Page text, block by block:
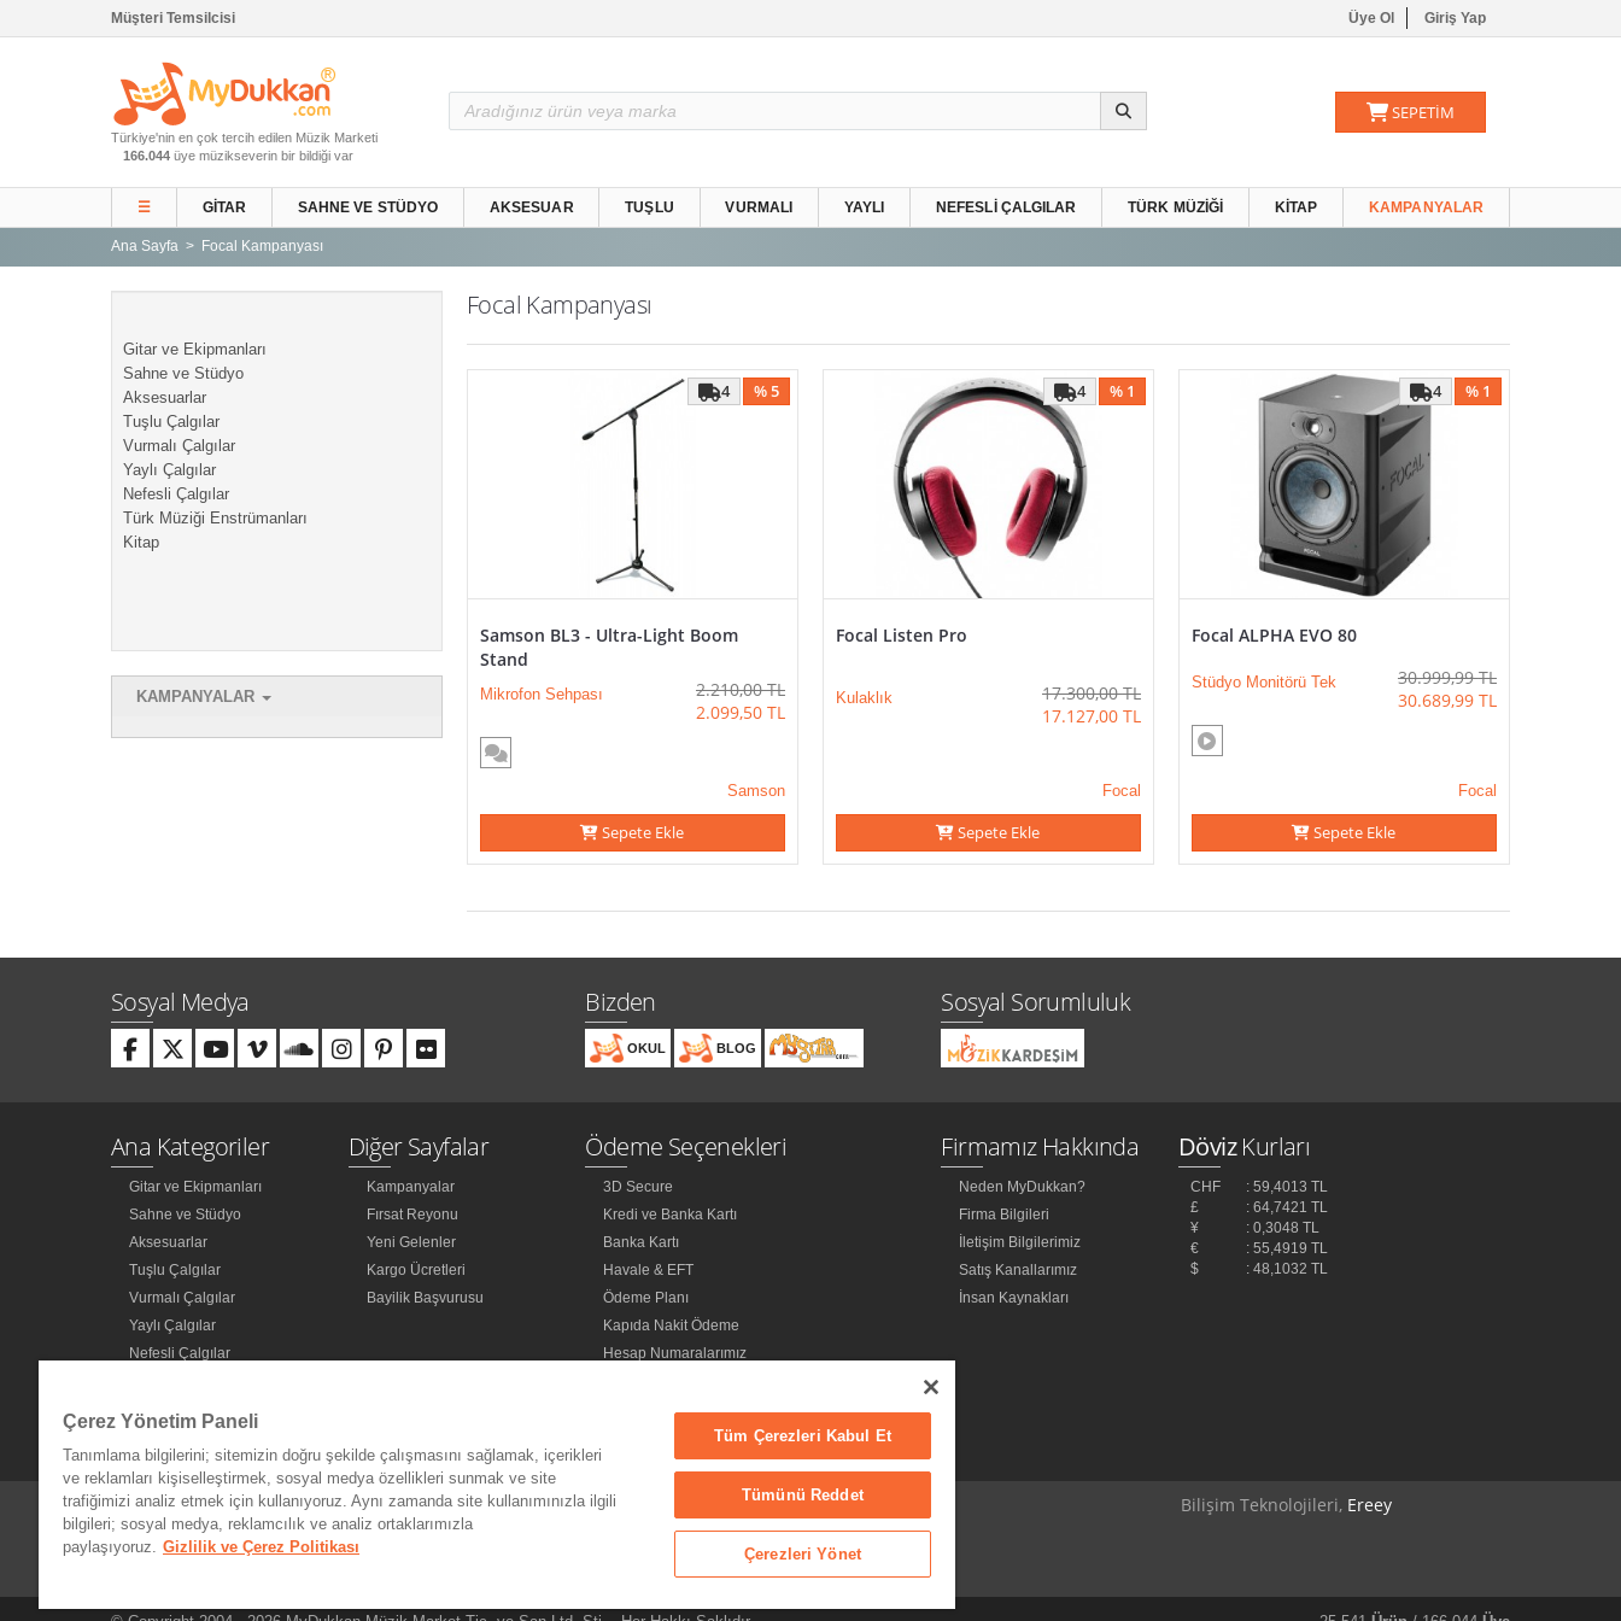
Müşteri Temsilcisi Üye Ol Giriş Yap
Gitar ve Ekipmanları
Sahne ve Stüdyo
Aksesuarlar
Türk Müziği Enstrümanları
Türkiye'nin en çok tercih edilen Müzik Marketi
166.044 üye müzikseverin bir bildiği var
SEPETİM
☰ GITAR SAHNE VE STÜDYO AKSESUAR TUŞLU VURMALI YAYLI NEFESLI ÇALGILAR TÜRK MÜZIĞI KITAP KAMPANYALAR
Ana Sayfa Focal Kampanyası
Gitar ve Ekipmanları
Sahne ve Stüdyo
Aksesuarlar
Tuşlu Çalgılar
Vurmalı Çalgılar
Yaylı Çalgılar
Nefesli Çalgılar
Türk Müziği Enstrümanları
Kitap
KAMPANYALAR
Focal Kampanyası
% 5
4
Samson BL3 - Ultra-Light Boom
Stand
Mikrofon Sehpası 2.210,00 TL
2.099,50 TL
Samson
Sepete Ekle
% 1
4
Focal Listen Pro
Kulaklık 17.300,00 TL
17.127,00 TL
Focal
Sepete Ekle
% 1
4
Focal ALPHA EVO 80
Stüdyo Monitörü Tek 30.999,99 TL
30.689,99 TL
Focal
Sepete Ekle
Sosyal Medya Bizden
OKUL BLOG
Sosyal Sorumluluk
Ana Kategoriler
Gitar ve Ekipmanları
Sahne ve Stüdyo
Aksesuarlar
Tuşlu Çalgılar
Vurmalı Çalgılar
Yaylı Çalgılar
Nefesli Çalgılar
Diğer Sayfalar
Kampanyalar
Fırsat Reyonu
Yeni Gelenler
Kargo Ücretleri
Bayilik Başvurusu
Ödeme Seçenekleri
3D Secure
Kredi ve Banka Kartı
Banka Kartı
Havale & EFT
Ödeme Planı
Kapıda Nakit Ödeme
Hesap Numaralarımız
Firmamız Hakkında
Neden MyDukkan?
Firma Bilgileri
İletişim Bilgilerimiz
Satış Kanallarımız
İnsan Kaynakları
DövizKurları
CHF
: 59,4013 TL
£
: 64,7421 TL
¥
: 0,3048 TL
€
: 55,4919 TL
$
: 48,1032 TL
Bilişim Teknolojileri, Ereey
Çerez Yönetim Paneli
Tanımlama bilgilerini; sitemizin doğru şekilde çalışmasını sağlamak, içerikleri
ve reklamları kişiselleştirmek, sosyal medya özellikleri sunmak ve site
trafiğimizi analiz etmek için kullanıyoruz. Aynı zamanda site kullanımınızla ilgili
bilgileri; sosyal medya, reklamcılık ve analiz ortaklarımızla
paylaşıyoruz. Gizlilik ve Çerez Politikası
Tüm Çerezleri Kabul Et
Tümünü Reddet
Çerezleri Yönet